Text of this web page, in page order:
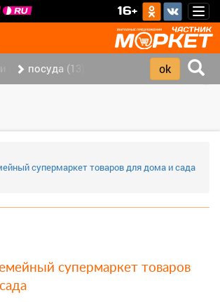
16+
офиса (115)
посуда (13)
супермаркет товаров для дома и сада
супермаркет товаров
›